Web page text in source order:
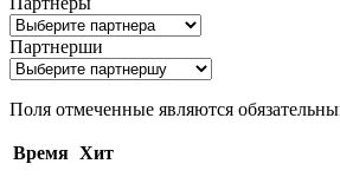
Партнерши
Поля отмеченные являются
Время Хит